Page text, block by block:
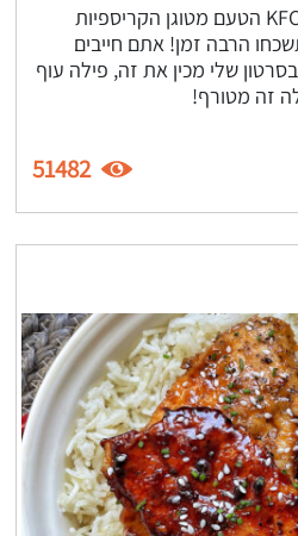
קריספי צ'יקן כשר כמו של KFC הטעם מטוגן הקריספיות
הרבה זמן! אתם חייבים
שלי מכין את זה, פילה עוף
51482